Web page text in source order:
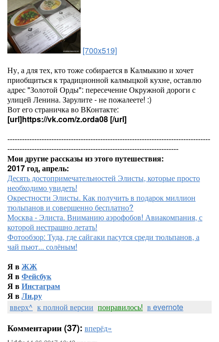
[700x519]
Ну, а для тех, кто тоже собирается в Калмыкию и хочет
приобщиться к традиционной калмыцкой кухне, оставлю
адрес "Золотой Орды": пересечение Окружной дороги с
улицей Ленина. Зарулите - не пожалеете! :)
Вот его страничка во ВКонтакте:
[url]https://vk.com/z.orda08 [/url]
-----------------------------------------------------------------------------------
----------------------------------------------------------------------
Мои другие рассказы из этого путешествия:
2017 год, апрель:
Десять достопримечательностей Элисты, которые просто
необходимо увидеть!
Окрестности Элисты. Как получить в подарок миллион
тюльпанов и совершенно бесплатно?
Москва - Элиста. Вниманию аэрофобов! Авиакомпания, с
которой нестрашно летать!
Фотообзор: Туда, где сайгаки пасутся среди тюльпанов, а
чай пьют... солёным!
Я вЖЖ
Я вФейсбук
Я вИнстаграм
Я вЛи.ру
вверх^ к полной версии понравилось! в evernote
Комментарии (37): вперёд»